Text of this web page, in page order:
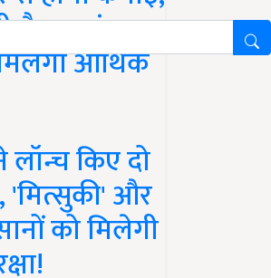
गैस, प्लांट
आर्थिक
किए दो
'मित्सुकी' और
को मिलेगी